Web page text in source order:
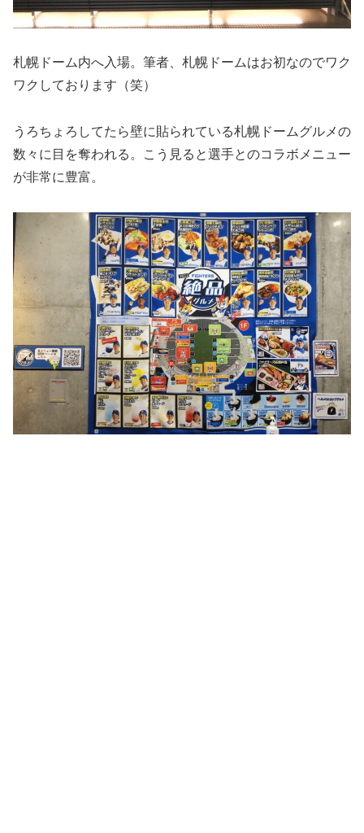
札幌ドーム内へ入場。筆者、札幌ドームはお初なのでワク
ワクしております（笑）
うろちょろしてたら壁に貼られている札幌ドームグルメの
数々に目を奪われる。こう見ると選手とのコラボメニュー
が非常に豊富。